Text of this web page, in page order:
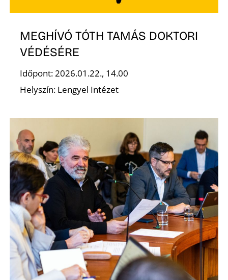
MEGHÍVÓ TÓTH TAMÁS DOKTORI
VÉDÉSÉRE
Időpont: 2026.01.22., 14.00
Helyszín: Lengyel Intézet